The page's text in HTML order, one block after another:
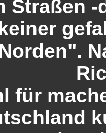
Straßen
für